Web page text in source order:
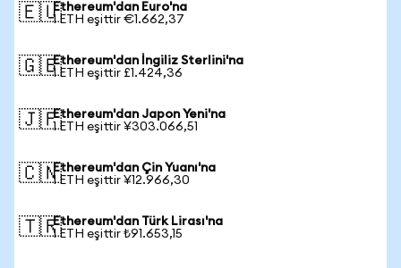
🇪🇺Ethereum'dan Euro'na
1 ETH eşittir €1.662,37
🇬🇧Ethereum'dan İngiliz Sterlini'na
1 ETH eşittir £1.424,36
🇯🇵Ethereum'dan Japon Yeni'na
1 ETH eşittir ¥303.066,51
🇨🇳Ethereum'dan Çin Yuanı'na
1 ETH eşittir ¥12.966,30
🇹🇷Ethereum'dan Türk Lirası'na
1 ETH eşittir ₺91.653,15